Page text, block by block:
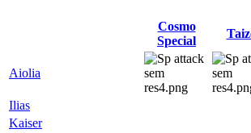
Cosmo
Special
Aiolia
Ilias
Kaiser